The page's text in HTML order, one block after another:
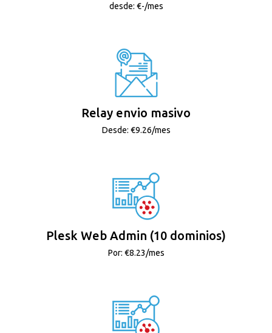
desde: €-/mes
Relay envio masivo
Desde: €9.26/mes
Plesk Web Admin (10 dominios)
Por: €8.23/mes